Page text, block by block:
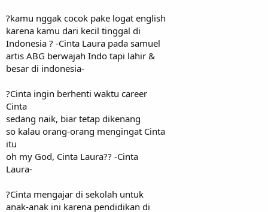
?kamu nggak cocok pake logat english
karena kamu dari kecil tinggal di
Indonesia ? -Cinta Laura pada samuel
artis ABG berwajah Indo tapi lahir &
besar di indonesia-
?Cinta ingin berhenti waktu career
Cinta
sedang naik, biar tetap dikenang
so kalau orang-orang mengingat Cinta
itu
oh my God, Cinta Laura?? -Cinta
Laura-
?Cinta mengajar di sekolah untuk
anak-anak ini karena pendidikan di